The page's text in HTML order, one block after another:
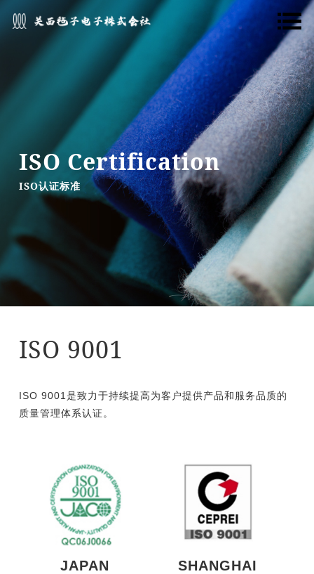
navigation
ISO Certification
ISO认证标准
ISO 9001
ISO 9001是致力于持续提高为客户提供产品和服务品质的
质量管理体系认证。
JAPAN SHANGHAI